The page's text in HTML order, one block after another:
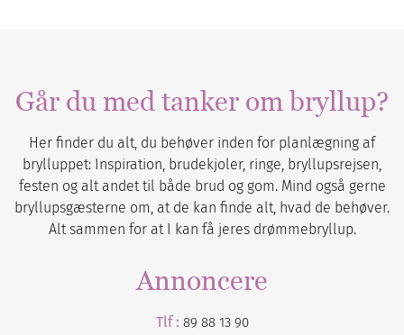
Går du med tanker om bryllup?
Her finder du alt, du behøver inden for planlægning af
brylluppet: Inspiration, brudekjoler, ringe, bryllupsrejsen,
festen og alt andet til både brud og gom. Mind også gerne
bryllupsgæsterne om, at de kan finde alt, hvad de behøver.
Alt sammen for at I kan få jeres drømmebryllup.
Annoncere
Tlf : 89 88 13 90